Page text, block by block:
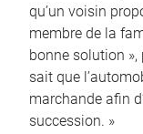
qu’un voisin
membre de la
bonne solution
sait que
marchande afin
succession. »